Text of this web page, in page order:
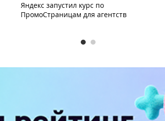
Яндекс запустил курс по
ПромоСтраницам для агентств